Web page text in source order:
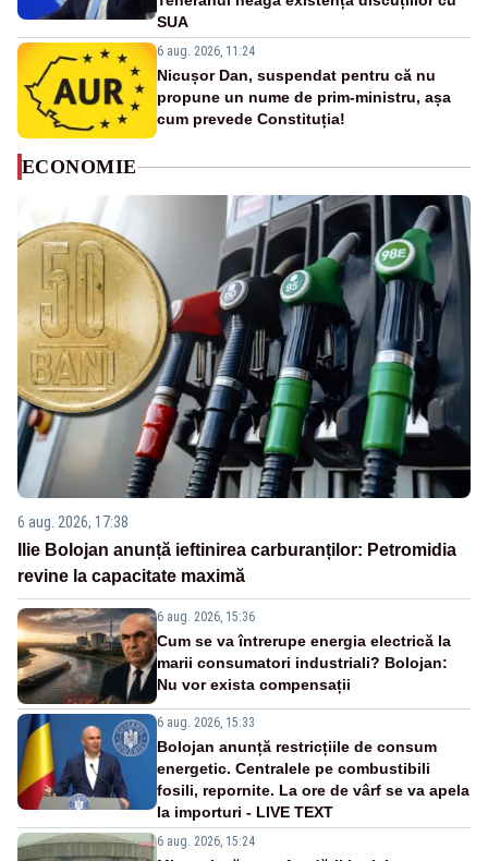
SUA
6 aug. 2026, 11:24
Nicușor Dan, suspendat pentru că nu
propune un nume de prim-ministru, așa
cum prevede Constituția!
ECONOMIE
6 aug. 2026, 17:38
Ilie Bolojan anunță ieftinirea carburanților: Petromidia
revine la capacitate maximă
6 aug. 2026, 15:36
Cum se va întrerupe energia electrică la
marii consumatori industriali? Bolojan:
Nu vor exista compensații
6 aug. 2026, 15:33
Bolojan anunță restricțiile de consum
energetic. Centralele pe combustibili
fosili, repornite. La ore de vârf se va apela
la importuri - LIVE TEXT
6 aug. 2026, 15:24